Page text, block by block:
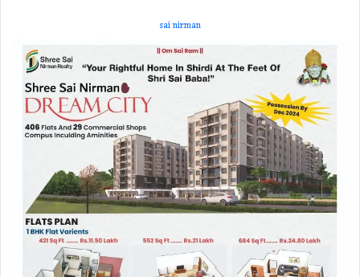
sai nirman